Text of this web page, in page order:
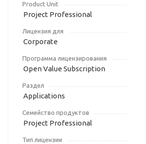
Product Unit
Project Professional
Лицензия для
Corporate
Программа лицензирования
Open Value Subscription
Раздел
Applications
Семейство продуктов
Project Professional
Тип лицензии